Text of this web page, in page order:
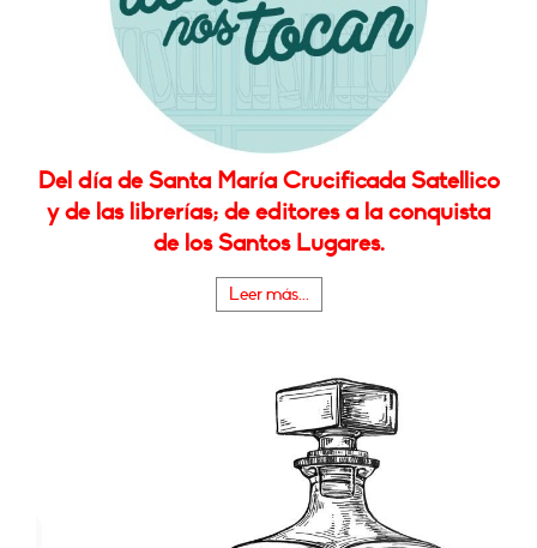
Del día de Santa María Crucificada Satellico
y de las librerías; de editores a la conquista
de los Santos Lugares.
Leer más...